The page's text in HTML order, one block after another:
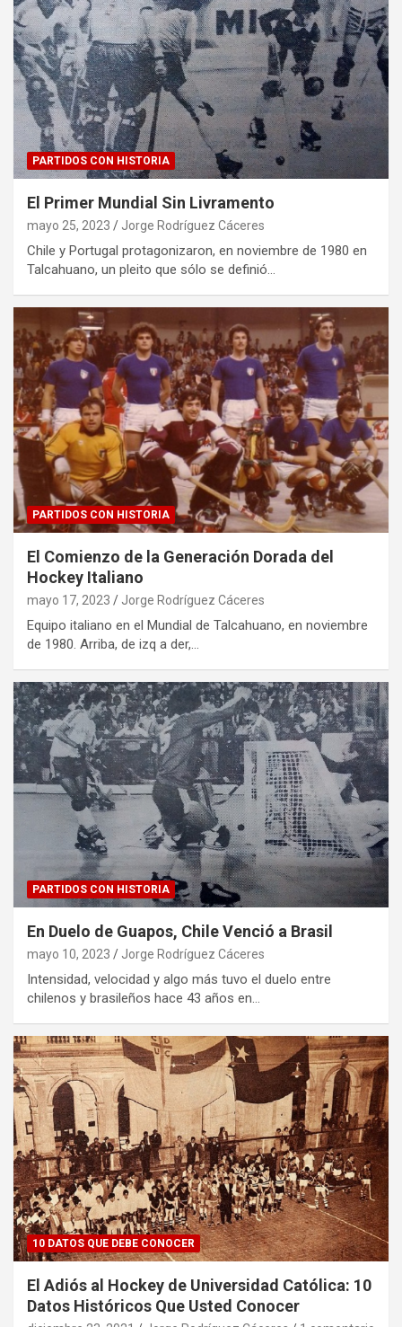
PARTIDOS CON HISTORIA
El Primer Mundial Sin Livramento
mayo 25, 2023 Jorge Rodríguez Cáceres
Chile y Portugal protagonizaron, en noviembre de 1980 en
Talcahuano, un pleito que sólo se definió…
PARTIDOS CON HISTORIA
El Comienzo de la Generación Dorada del
Hockey Italiano
mayo 17, 2023 Jorge Rodríguez Cáceres
Equipo italiano en el Mundial de Talcahuano, en noviembre
de 1980. Arriba, de izq a der,…
PARTIDOS CON HISTORIA
En Duelo de Guapos, Chile Venció a Brasil
mayo 10, 2023 Jorge Rodríguez Cáceres
Intensidad, velocidad y algo más tuvo el duelo entre
chilenos y brasileños hace 43 años en…
10 DATOS QUE DEBE CONOCER
El Adiós al Hockey de Universidad Católica: 10
Datos Históricos Que Usted Conocer